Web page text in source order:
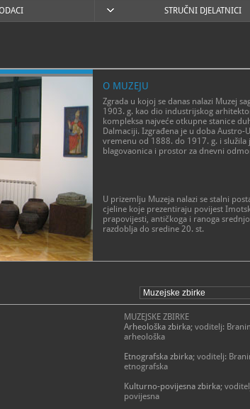
STRUČNI DJELATNICI
O MUZEJU
Zgrada u kojoj se danas nalazi Muzej
1903. g. kao dio industrijskog
kompleksa najveće otkupne stanice
Dalmaciji. Izgrađena je u doba Austro-
vremenu od 1888. do 1917. g. i služila
blagovaonica i prostor za dnevni
U prizemlju Muzeja nalazi se stalni
cjeline koje prezentiraju povijest
prapovijesti, antičkoga i ranoga
razdoblja do sredine 20. st.
spomenicima: nadgrobnim stelama,
zapisima, mozaicima i kamenom
metalnim predmetima nakita, oruđa i
brojnosti antičkih nalaza jest rimska
prolazila kroz prostor Imotske krajine,
gradove rimske provincije Dalmacije -
predstavljeno je nalazima iz
Osobito se ističe pleterna plastika koja
MUZEJSKE ZBIRKE
Arheološka zbirka; voditelj:
arheološka
Etnografska zbirka; voditelj:
etnografska
Kulturno-povijesna zbirka;
povijesna